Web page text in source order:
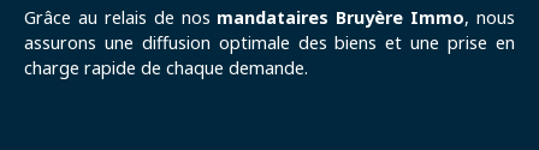
Grâce au relais de nos mandataires Bruyère Immo, nous
assurons une diffusion optimale des biens et une prise en
charge rapide de chaque demande.